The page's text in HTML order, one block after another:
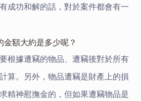
成功和解的話，對於案件都會有一
金額大約是多少呢？
根據遭竊的物品、遭竊後對於所有
算。另外，物品遭竊是財產上的損
精神慰撫金的，但如果遭竊物品是